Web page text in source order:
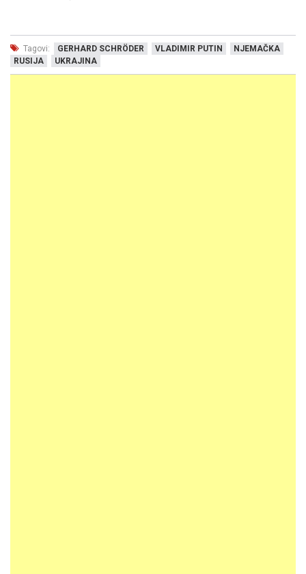
Tagovi: GERHARD SCHRÖDER VLADIMIR PUTIN
NJEMAČKA
RUSIJA
UKRAJINA